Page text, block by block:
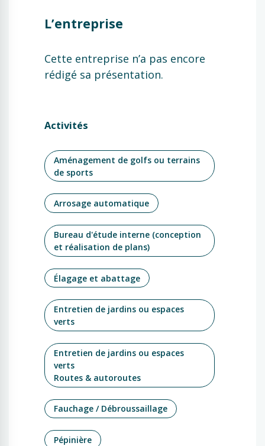
L’entreprise
Cette entreprise n’a pas encore
rédigé sa présentation.
Activités
Aménagement de golfs ou terrains
de sports
Arrosage automatique
Bureau d'étude interne (conception
et réalisation de plans)
Élagage et abattage
Entretien de jardins ou espaces
verts
Entretien de jardins ou espaces
verts
Routes & autoroutes
Fauchage / Débroussaillage
Pépinière